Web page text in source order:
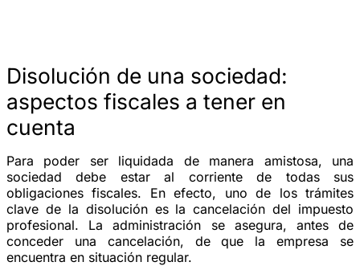
Disolución de una sociedad:
aspectos fiscales a tener en
cuenta
Para poder ser liquidada de manera amistosa, una
sociedad debe estar al corriente de todas sus
obligaciones fiscales. En efecto, uno de los trámites
clave de la disolución es la cancelación del impuesto
profesional. La administración se asegura, antes de
conceder una cancelación, de que la empresa se
encuentra en situación regular.